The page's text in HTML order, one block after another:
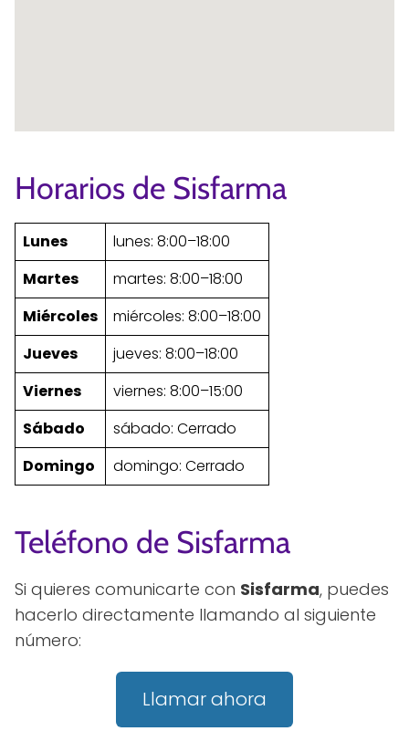
Horarios de Sisfarma
Lunes
lunes: 8:00–18:00
Martes
martes: 8:00–18:00
Miércoles
miércoles: 8:00–18:00
Jueves
jueves: 8:00–18:00
Viernes
viernes: 8:00–15:00
Sábado
sábado: Cerrado
Domingo
domingo: Cerrado
Teléfono de Sisfarma
Si quieres comunicarte con Sisfarma, puedes
hacerlo directamente llamando al siguiente
número:
Llamar ahora